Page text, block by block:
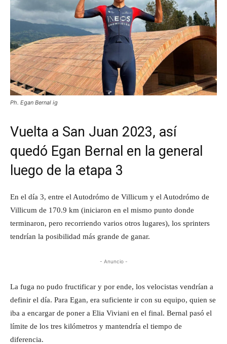
Ph. Egan Bernal ig
Vuelta a San Juan 2023, así
quedó Egan Bernal en la general
luego de la etapa 3
En el día 3, entre el Autodrómo de Villicum y el Autodrómo de
Villicum de 170.9 km (iniciaron en el mismo punto donde
terminaron, pero recorriendo varios otros lugares), los sprinters
tendrían la posibilidad más grande de ganar.
- Anuncio -
La fuga no pudo fructificar y por ende, los velocistas vendrían a
definir el día. Para Egan, era suficiente ir con su equipo, quien se
iba a encargar de poner a Elia Viviani en el final. Bernal pasó el
límite de los tres kilómetros y mantendría el tiempo de
diferencia.